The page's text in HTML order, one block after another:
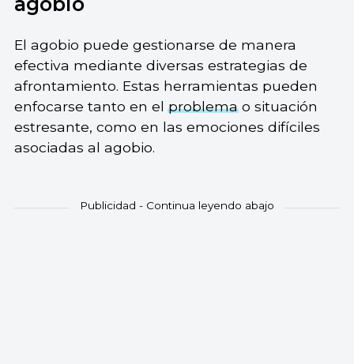
El agobio puede gestionarse de manera
efectiva mediante diversas estrategias de
afrontamiento. Estas herramientas pueden
enfocarse tanto en elproblemao situación
estresante, como en las emociones difíciles
asociadas al agobio.